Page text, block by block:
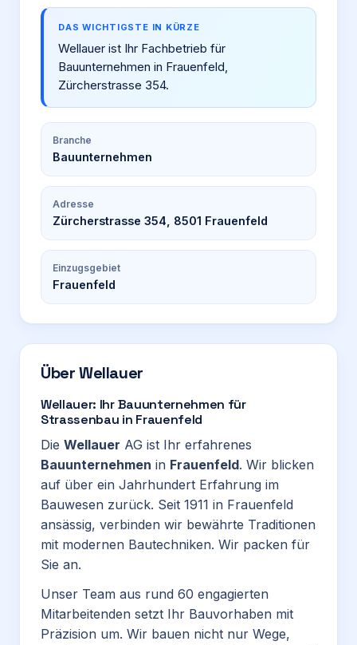
DAS WICHTIGSTE IN KÜRZE
Wellauer ist Ihr Fachbetrieb für
Bauunternehmen in Frauenfeld,
Zürcherstrasse 354.
Branche
Bauunternehmen
Adresse
Zürcherstrasse 354, 8501 Frauenfeld
Einzugsgebiet
Frauenfeld
ÜberWellauer
Wellauer: Ihr Bauunternehmen für
Strassenbau in Frauenfeld
Die Wellauer AG ist Ihr erfahrenes
Bauunternehmen in Frauenfeld. Wir blicken
auf über ein Jahrhundert Erfahrung im
Bauwesen zurück. Seit 1911 in Frauenfeld
ansässig, verbinden wir bewährte Traditionen
mit modernen Bautechniken. Wir packen für
Sie an.
Unser Team aus rund 60 engagierten
Mitarbeitenden setzt Ihr Bauvorhaben mit
Präzision um. Wir bauen nicht nur Wege,